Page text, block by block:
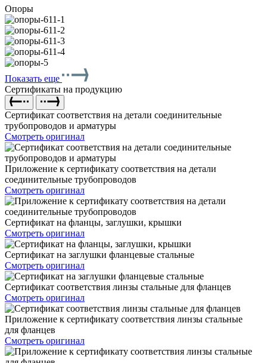
Опоры
Показать еще
Сертификаты на продукцию
Сертификат соответствия на детали соединительные
трубопроводов и арматуры
Смотреть оригинал
Приложение к сертификату соответствия на детали
соединительные трубопроводов
Смотреть оригинал
Сертификат на фланцы, заглушки, крышки
Смотреть оригинал
Сертификат на заглушки фланцевые стальные
Смотреть оригинал
Сертификат соответствия линзы стальные для фланцев
Смотреть оригинал
Приложение к сертификату соответствия линзы стальные
для фланцев
Смотреть оригинал